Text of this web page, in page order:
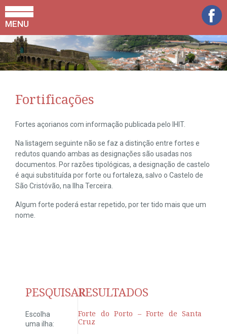
MENU
Fortificações
Fortes açorianos com informação publicada pelo IHIT.
Na listagem seguinte não se faz a distinção entre fortes e
redutos quando ambas as designações são usadas nos
documentos. Por razões tipológicas, a designação de castelo
é aqui substituída por forte ou fortaleza, salvo o Castelo de
São Cristóvão, na Ilha Terceira.
Algum forte poderá estar repetido, por ter tido mais que um
nome.
PESQUISAR
Escolha
uma ilha:
RESULTADOS
Forte do Porto – Forte de Santa
Cruz